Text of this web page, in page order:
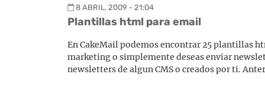
8 ABRIL, 2009 - 21:04
Plantillas html para email
En CakeMail podemos encontrar 25 plantillas
marketing o simplemente deseas enviar
newsletters de algun CMS o creados por ti.